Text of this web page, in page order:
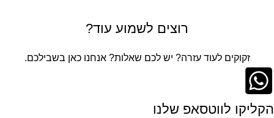
רוצים לשמוע עוד?
זקוקים לעוד עזרה? יש לכם שאלות? אנחנו כאן בשבילכם.
הקליקו לווטסאפ שלנו